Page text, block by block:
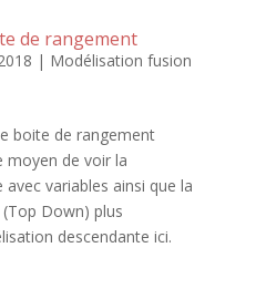
de rangement
| Modélisation fusion
boite de rangement
moyen de voir la
variables ainsi que la
Down) plus
descendante ici.